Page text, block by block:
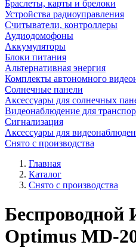
Браслеты, карты и брелоки
Устройства радиоуправления
Считыватели, контроллеры
Аудиодомофоны
Аккумуляторы
Блоки питания
Альтернативная энергия
Комплекты автономного
Солнечные панели
Аксессуары для солнечных
Видеонаблюдение для
Сигнализация
Аксессуары для
Снято с производства
Главная
Каталог
Снято с производства
Беспроводной
Optimus MD-